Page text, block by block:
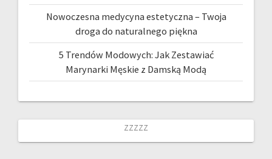
Nowoczesna medycyna estetyczna – Twoja
droga do naturalnego piękna
5 Trendów Modowych: Jak Zestawiać
Marynarki Męskie z Damską Modą
zzzzz